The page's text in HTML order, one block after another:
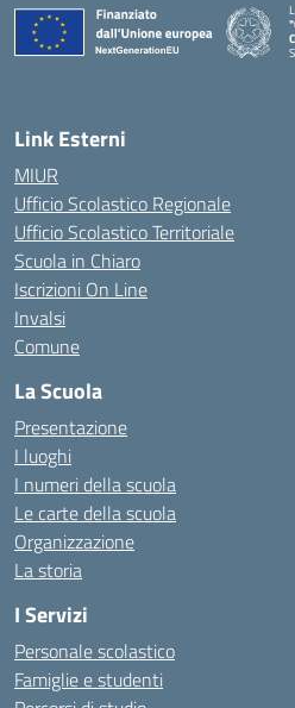
Link Esterni
MIUR
Ufficio Scolastico Regionale
Ufficio Scolastico Territoriale
Scuola in Chiaro
Iscrizioni On Line
Invalsi
Comune
La Scuola
Presentazione
I luoghi
I numeri della scuola
Le carte della scuola
Organizzazione
La storia
I Servizi
Personale scolastico
Famiglie e studenti